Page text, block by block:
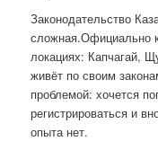
Законодательство
сложная.Официально
локациях: Капчагай,
живёт по своим
проблемой: хочется
регистрироваться и
опыта нет.